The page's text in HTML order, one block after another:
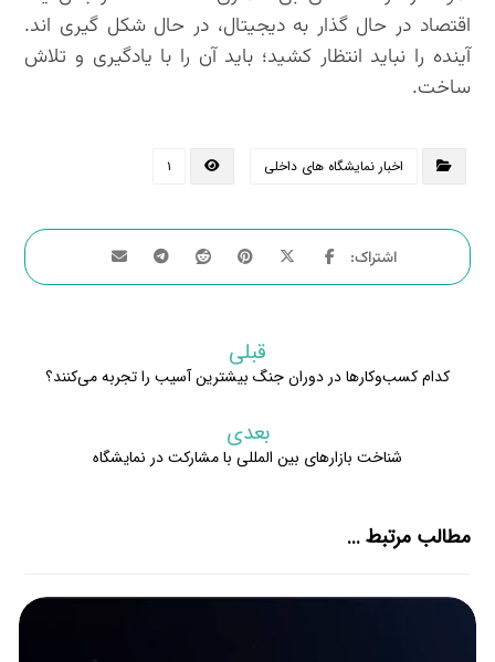
اقتصاد در حال گذار به دیجیتال، در حال شکل گیری اند.
آینده را نباید انتظار کشید؛ باید آن را با یادگیری و تلاش
ساخت.
اخبار نمایشگاه های داخلی ۱
قبلی
کدام کسب‌وکارها در دوران جنگ بیشترین آسیب را تجربه می‌کنند؟
بعدی
شناخت بازارهای بین المللی با مشارکت در نمایشگاه
مطالب مرتبط ...